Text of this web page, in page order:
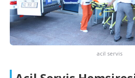
acil servis